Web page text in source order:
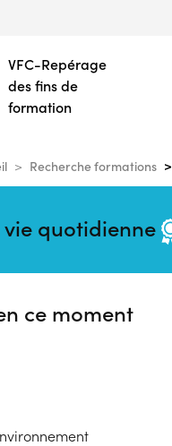
VFC-Repérage
des fins de
formation
Recherche formations
vie quotidienne
ce moment